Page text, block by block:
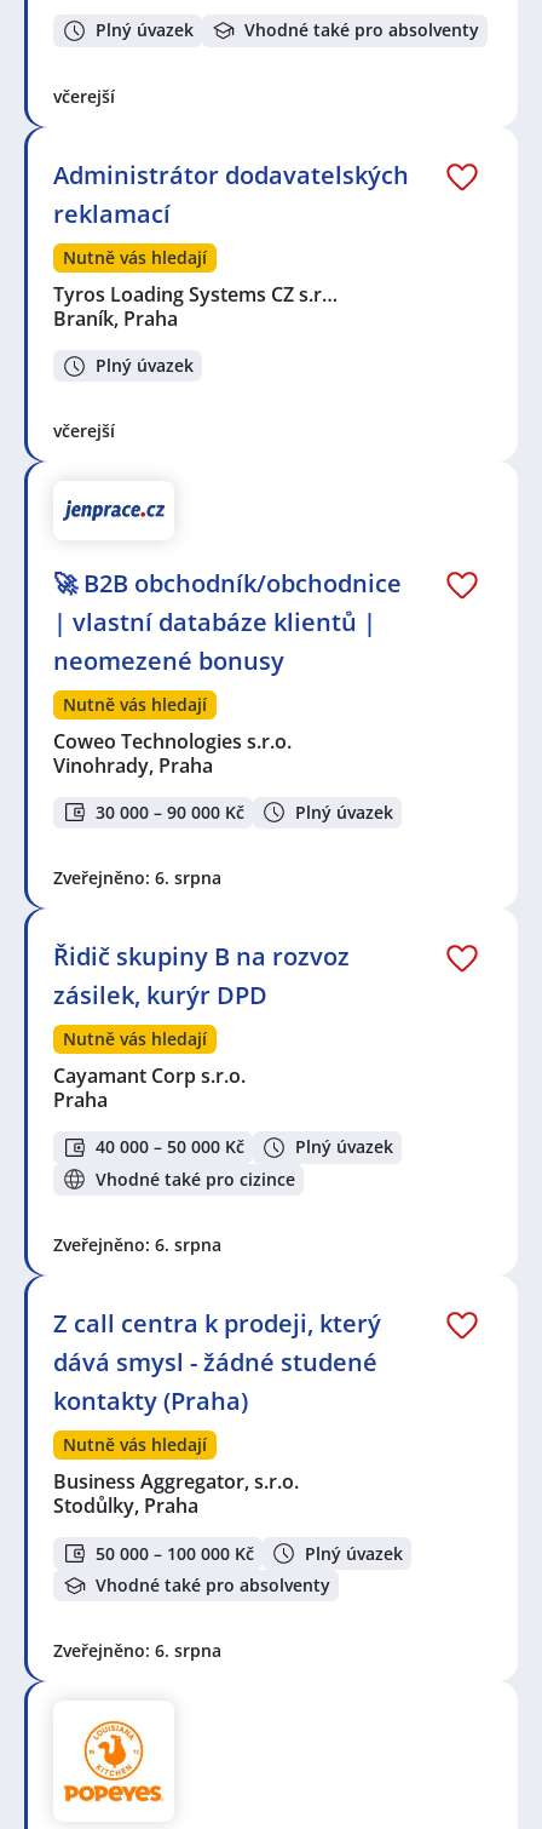
Plný úvazek Vhodné také pro absolventy
včerejší
Administrátor dodavatelských
reklamací
Nutně vás hledají
Tyros Loading Systems CZ s.r…
Braník, Praha
Plný úvazek
včerejší
🚀 B2B obchodník/obchodnice
| vlastní databáze klientů |
neomezené bonusy
Nutně vás hledají
Coweo Technologies s.r.o.
Vinohrady, Praha
30 000 – 90 000 Kč Plný úvazek
Zveřejněno: 6. srpna
Řidič skupiny B na rozvoz
zásilek, kurýr DPD
Nutně vás hledají
Cayamant Corp s.r.o.
Praha
40 000 – 50 000 Kč
Plný úvazek
Vhodné také pro cizince
Zveřejněno: 6. srpna
Z call centra k prodeji, který
dává smysl - žádné studené
kontakty (Praha)
Nutně vás hledají
Business Aggregator, s.r.o.
Stodůlky, Praha
50 000 – 100 000 Kč
Plný úvazek
Vhodné také pro absolventy
Zveřejněno: 6. srpna